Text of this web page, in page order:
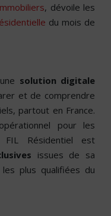
, dévoile les
du mois de
solution digitale
et de comprendre
partout en France.
pour les
FIL Résidentiel est
issues de sa
plus qualifiées du